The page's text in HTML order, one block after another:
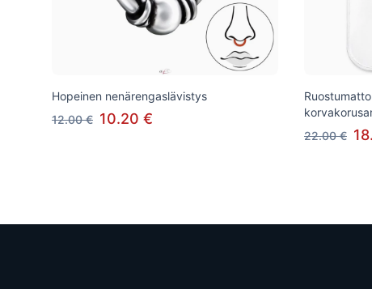
Hopeinen nenärengaslävistys
12.00 € 10.20 €
22.00 €